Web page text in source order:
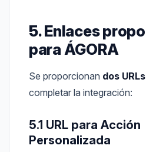
5. Enlaces
para ÁGORA
Se proporcionan dos URLs
completar la integración:
5.1 URL para Acción
Personalizada